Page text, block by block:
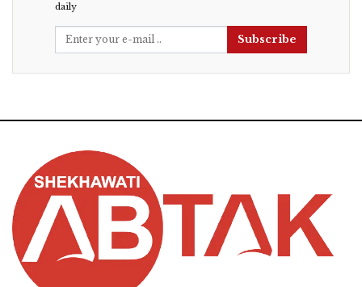
daily
Subscribe